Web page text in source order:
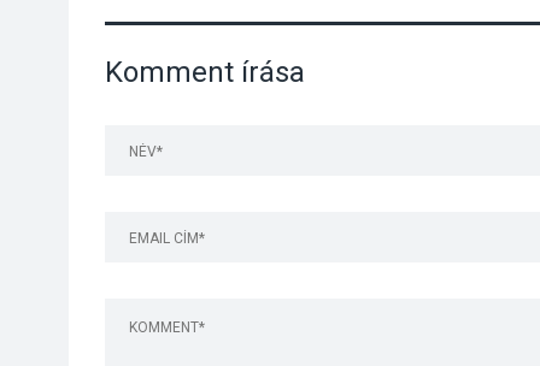
Komment írása